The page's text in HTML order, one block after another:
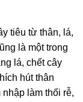
tiêu từ thân, lá,
là một trong
lá, chết cây
hút thân
làm thối rễ,